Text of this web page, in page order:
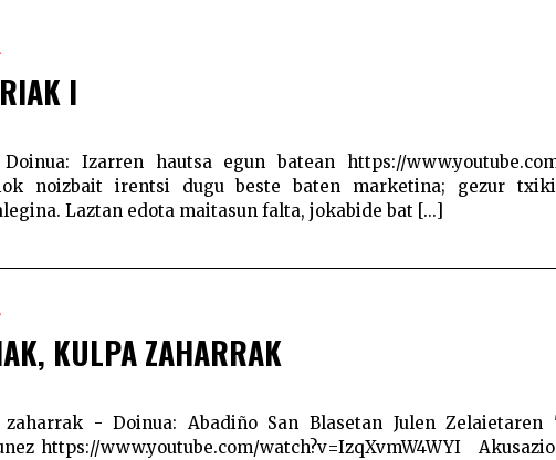
I
Izarren hautsa egun batean https://
noizbait irentsi dugu beste baten marketina; gezur
Laztan edota maitasun falta, jokabide bat [...]
KULPA ZAHARRAK
- Doinua: Abadiño San Blasetan Julen Zelaietaren
https://www.youtube.com/watch?v=IzqXvmW4WYI